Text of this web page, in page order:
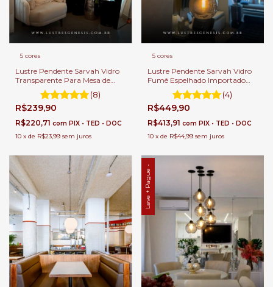
5 cores
Lustre Pendente Sarvah Vidro
Transparente Para Mesa de
Sala de Jantar.
(8)
R$239,90
R$220,71 com PIX • TED • DOC
10 x de R$23,99 sem juros
5 cores
Lustre Pendente Sarvah Vidro
Fumê Espelhado Importado
Para Mesa Sala de Jantar e
Balcão de Cozinha.
(4)
R$449,90
R$413,91 com PIX • TED • DOC
10 x de R$44,99 sem juros
Leve + Pague -